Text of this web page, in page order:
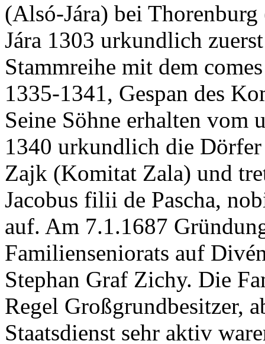
(Alsó-Jára) bei
Jára 1303 urkundlich
Stammreihe mit dem
1335-1341, Gespan des
Seine Söhne erhalten
1340 urkundlich die
Zajk (Komitat Zala) und
Jacobus filii de Pascha,
auf. Am 7.1.1687
Familienseniorats auf
Stephan Graf Zichy. Die
Regel Großgrundbesitzer,
Staatsdienst sehr aktiv